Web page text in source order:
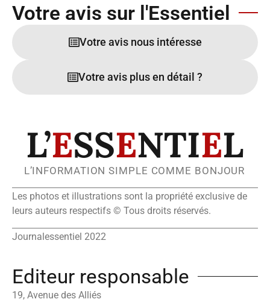
Votre avis sur l'Essentiel
Votre avis nous intéresse
Votre avis plus en détail ?
L’ESSENTIEL
L’INFORMATION SIMPLE COMME BONJOUR
Les photos et illustrations sont la propriété exclusive de
leurs auteurs respectifs © Tous droits réservés.
Journalessentiel 2022
Editeur responsable
19, Avenue des Alliés